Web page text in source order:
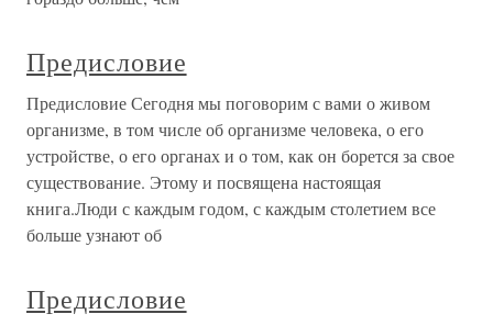
Предисловие
Предисловие Сегодня мы поговорим с вами о живом
организме, в том числе об организме человека, о его
устройстве, о его органах и о том, как он борется за свое
существование. Этому и посвящена настоящая
книга.Люди с каждым годом, с каждым столетием все
больше узнают об
Предисловие